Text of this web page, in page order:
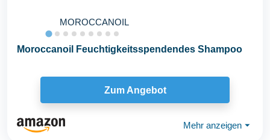
MOROCCANOIL
Moroccanoil Feuchtigkeitsspendendes Shampoo
Zum Angebot
Mehr anzeigen ⏷